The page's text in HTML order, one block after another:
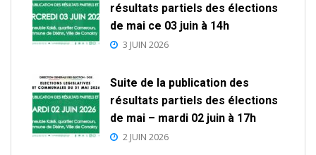
résultats partiels des élections
de mai ce 03 juin à 14h
3 JUIN 2026
Suite de la publication des
résultats partiels des élections
de mai – mardi 02 juin à 17h
2 JUIN 2026